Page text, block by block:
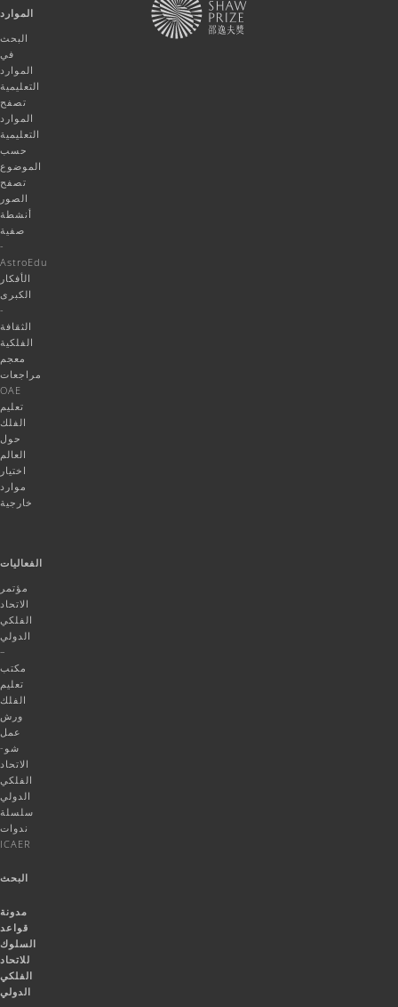
الموارد
البحث
في
الموارد
التعليمية
تصفح
الموارد
التعليمية
حسب
الموضوع
تصفح
الصور
أنشطة
صفية
-
AstroEdu
الأفكار
الكبرى
-
الثقافة
الفلكية
معجم
مراجعات
OAE
تعليم
الفلك
حول
العالم
اختيار
موارد
خارجية
الفعاليات
مؤتمر
الاتحاد
الفلكي
الدولي
–
مكتب
تعليم
الفلك
ورش
عمل
شو-
الاتحاد
الفلكي
الدولي
سلسلة
ندوات
ICAER
البحث
مدونة
قواعد
السلوك
للاتحاد
الفلكي
الدولي